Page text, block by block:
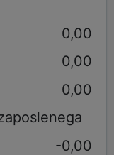
0,00
0,00
0,00
-0,00